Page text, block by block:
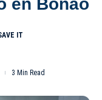
en Bonao
3 Min Read